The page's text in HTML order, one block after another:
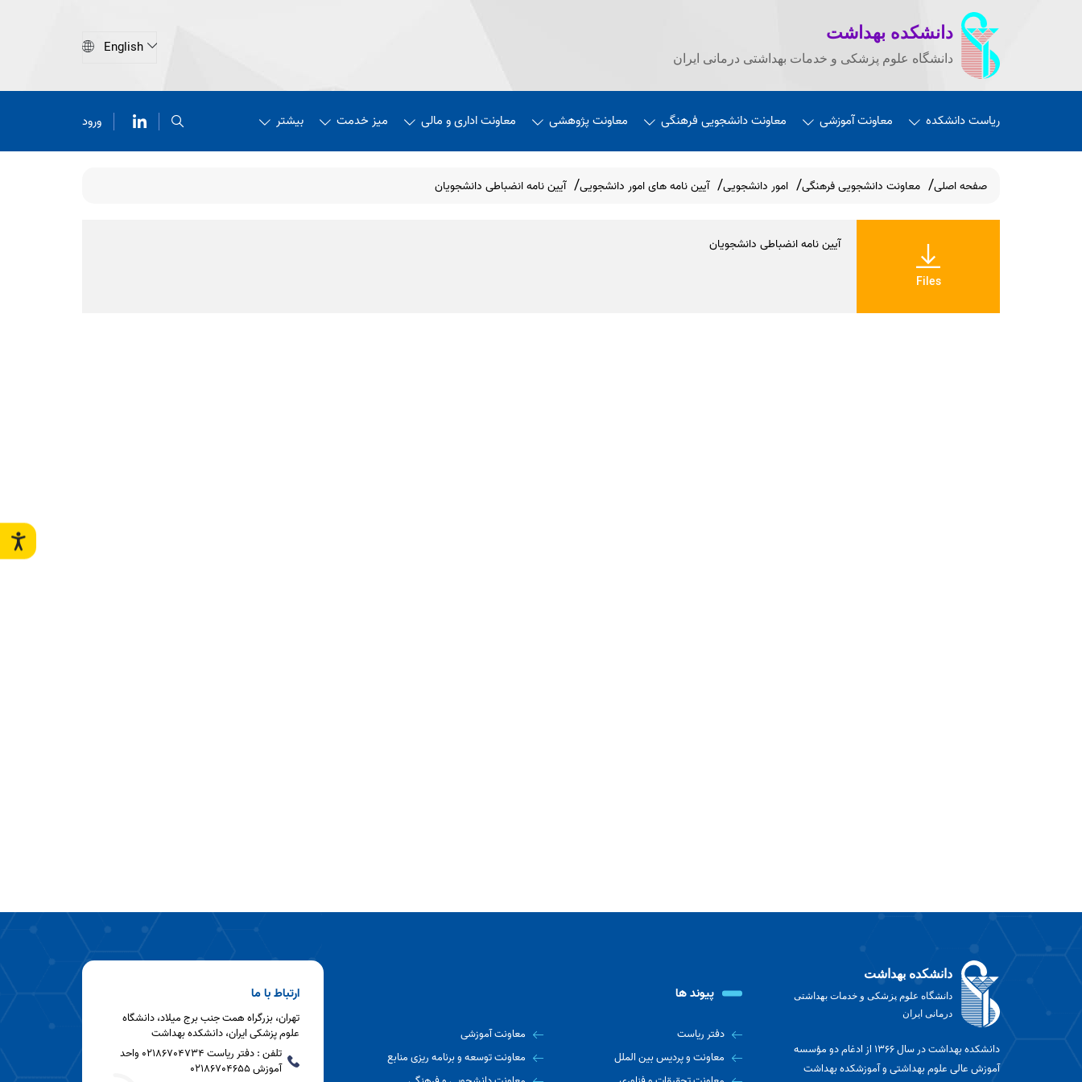
دانشکده بهداشت
دانشگاه علوم پزشکی و خدمات بهداشتی درمانی ایران
ریاست دانشکده معاونت آموزشی معاونت دانشجویی فرهنگی معاونت پژوهشی معاونت اداری و مالی میز خدمت بیشتر ورود
صفحه اصلی معاونت دانشجویی فرهنگی امور دانشجویی آیین نامه های امور دانشجویی آیین نامه انضباطی دانشجویان
Files
آیین نامه انضباطی دانشجویان
دانشکده بهداشت
دانشگاه علوم پزشکی و خدمات بهداشتی
درمانی ایران
دانشکده بهداشت در سال ۱۳۶۶ از ادغام دو مؤسسه
آموزش عالی علوم بهداشتی و آموزشکده بهداشت
پیوند ها
دفتر ریاست
معاونت آموزشی
معاونت و پردیس بین الملل
معاونت توسعه و برنامه ریزی منابع
ارتباط با ما
تهران، بزرگراه همت جنب برج میلاد، دانشگاه
علوم پزشکی ایران، دانشکده بهداشت
تلفن : دفتر ریاست 02186704734 واحد
آموزش 02186704655